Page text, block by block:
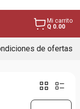
Mi carrito
Q 0.00
de ofertas